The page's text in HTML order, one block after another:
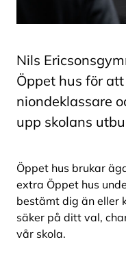
Nils
Öppet hus för
niondeklassare
upp skolans
Öppet hus brukar
extra Öppet hus
bestämt dig än eller
säker på ditt val,
vår skola.